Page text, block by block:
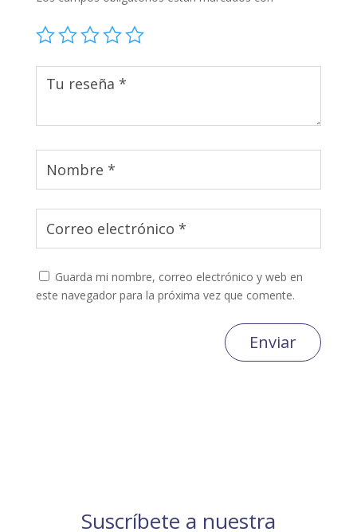
Guarda mi nombre, correo electrónico y web en
este navegador para la próxima vez que comente.
Enviar
Suscríbete a nuestra